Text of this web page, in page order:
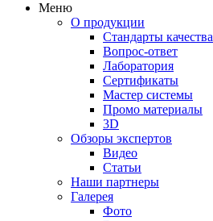
Меню
О продукции
Стандарты качества
Вопрос-ответ
Лаборатория
Сертификаты
Мастер системы
Промо материалы
3D
Обзоры экспертов
Видео
Статьи
Наши партнеры
Галерея
Фото